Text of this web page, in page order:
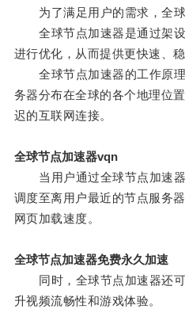
为了满足用户的需求，全球
全球节点加速器是通过架设
进行优化，从而提供更快速、
全球节点加速器的工作原理
务器分布在全球的各个地理位
迟的互联网连接。
全球节点加速器vqn
当用户通过全球节点加速器
调度至离用户最近的节点服务
网页加载速度。
全球节点加速器免费永久加速
同时，全球节点加速器还可
升视频流畅性和游戏体验。